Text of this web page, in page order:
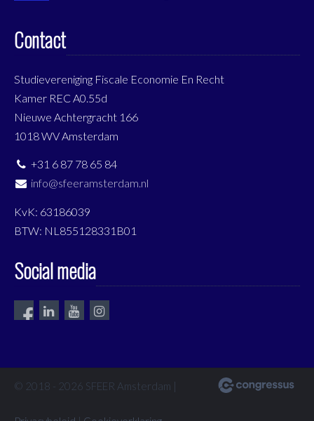
Contact
Studievereniging Fiscale Economie En Recht
Kamer REC A0.55d
Nieuwe Achtergracht 166
1018 WV Amsterdam
+31 6 87 78 65 84
info@sfeeramsterdam.nl
KvK: 63186039
BTW: NL855128331B01
Social media
© 2018 - 2026 SFEER Amsterdam |